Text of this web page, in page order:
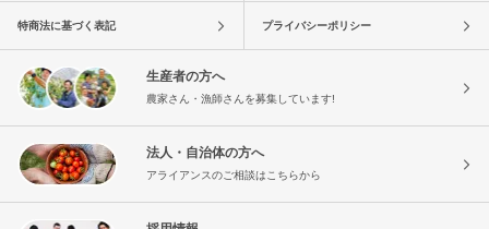
特商法に基づく表記 プライバシーポリシー
生産者の方へ
農家さん・漁師さんを募集しています!
法人・自治体の方へ
アライアンスのご相談はこちらから